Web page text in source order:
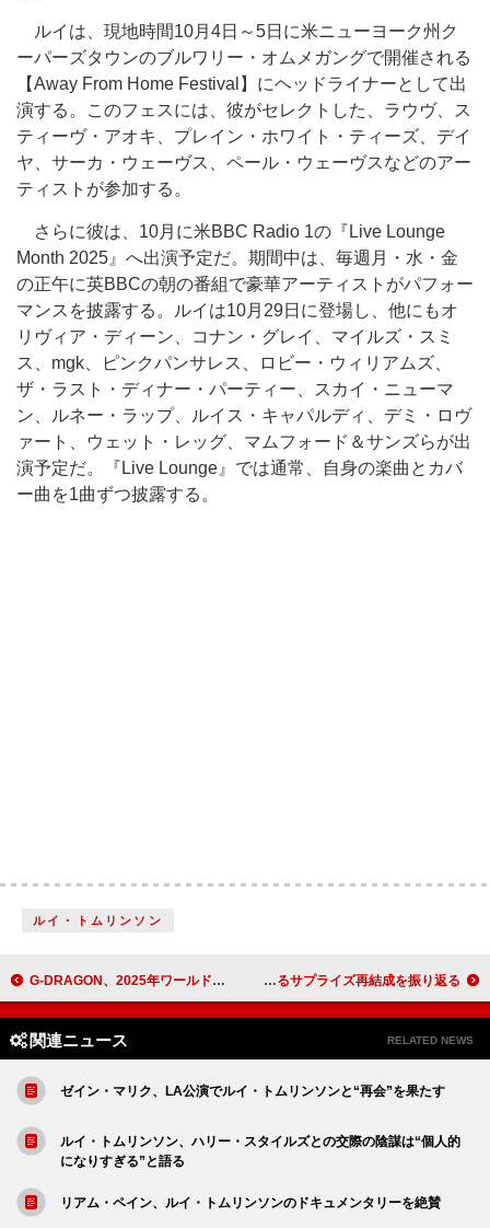
ルイは、現地時間10月4日～5日に米ニューヨーク州ク
ーパーズタウンのブルワリー・オムメガングで開催される
【Away From Home Festival】にヘッドライナーとして出
演する。このフェスには、彼がセレクトした、ラウヴ、ス
ティーヴ・アオキ、プレイン・ホワイト・ティーズ、デイ
ヤ、サーカ・ウェーヴス、ペール・ウェーヴスなどのアー
ティストが参加する。
さらに彼は、10月に米BBC Radio 1の『Live Lounge
Month 2025』へ出演予定だ。期間中は、毎週月・水・金
の正午に英BBCの朝の番組で豪華アーティストがパフォー
マンスを披露する。ルイは10月29日に登場し、他にもオ
リヴィア・ディーン、コナン・グレイ、マイルズ・スミ
ス、mgk、ピンクパンサレス、ロビー・ウィリアムズ、
ザ・ラスト・ディナー・パーティー、スカイ・ニューマ
ン、ルネー・ラップ、ルイス・キャパルディ、デミ・ロヴ
ァート、ウェット・レッグ、マムフォード＆サンズらが出
演予定だ。『Live Lounge』では通常、自身の楽曲とカバ
ー曲を1曲ずつ披露する。
ルイ・トムリンソン
G-DRAGON、2025年ワールドツアー東京ドーム公演のライブフィルム全国劇場公開が決定 ミシェル・ウィリアムズ、今夏のデスティニーズ・チャイルドによるサプライズ再結成を振り返る
関連ニュース RELATED NEWS
ゼイン・マリク、LA公演でルイ・トムリンソンと“再会”を果たす
ルイ・トムリンソン、ハリー・スタイルズとの交際の陰謀は“個人的
になりすぎる”と語る
リアム・ペイン、ルイ・トムリンソンのドキュメンタリーを絶賛